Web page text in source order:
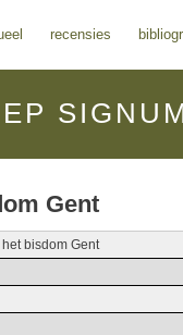
recensies
Gent
bisdom Gent